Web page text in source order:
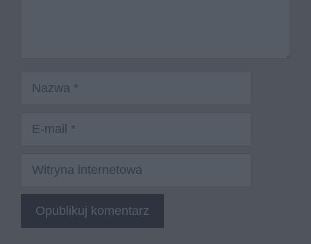
Nazwa
Witryna